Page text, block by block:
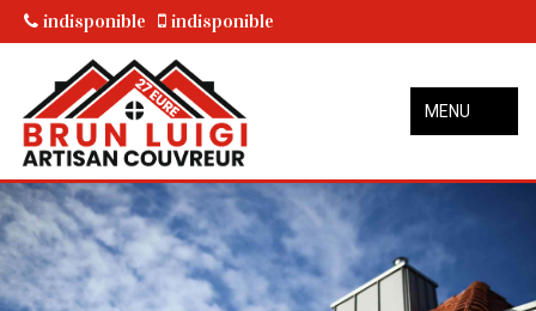
indisponible indisponible
MENU